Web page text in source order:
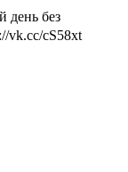
день без
vk.cc/cS58xt